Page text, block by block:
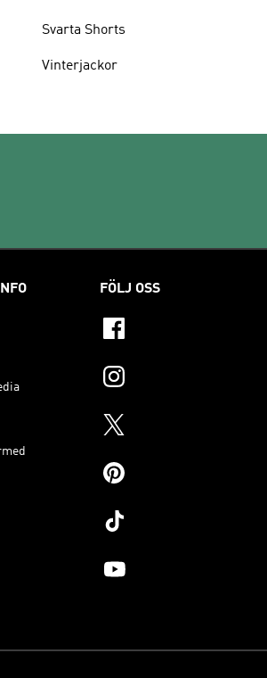
Svarta Shorts
Vinterjackor
FÖLJ OSS